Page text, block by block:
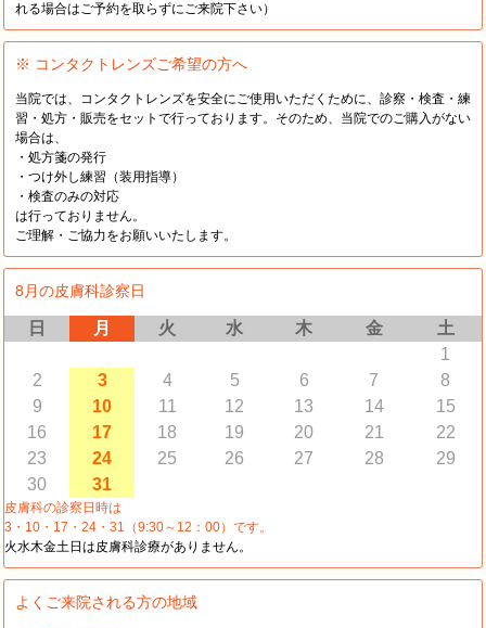
れる場合はご予約を取らずにご来院下さい）
※ コンタクトレンズご希望の方へ
当院では、コンタクトレンズを安全にご使用いただくために、診察・検査・練
習・処方・販売をセットで行っております。そのため、当院でのご購入がない
場合は、
・処方箋の発行
・つけ外し練習（装用指導）
・検査のみの対応
は行っておりません。
ご理解・ご協力をお願いいたします。
8月の皮膚科診察日
日 月 火 水 木 金
土
1
2
3 4 5 6 7
8
9
10 11 12 13 14
15
16
17 18 19 20 21
22
23
24 25 26 27 28
29
30
31
皮膚科の診察日時は
3・10・17・24・31（9:30～12：00）です。
火水木金土日は皮膚科診療がありません。
よくご来院される方の地域